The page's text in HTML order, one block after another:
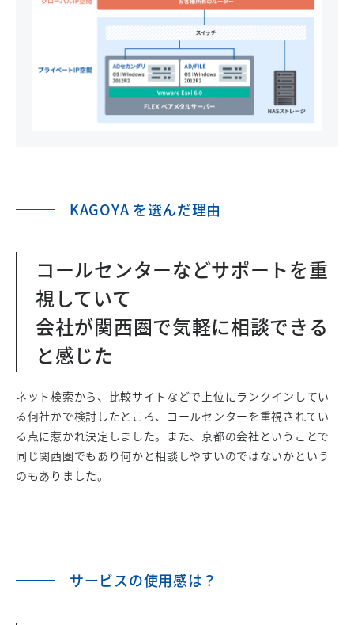
KAGOYA を選んだ理由
コールセンターなどサポートを重
視していて
会社が関西圏で気軽に相談できる
と感じた
ネット検索から、比較サイトなどで上位にランクインしてい
る何社かで検討したところ、コールセンターを重視されてい
る点に惹かれ決定しました。また、京都の会社ということで
同じ関西圏でもあり何かと相談しやすいのではないかという
のもありました。
サービスの使用感は？